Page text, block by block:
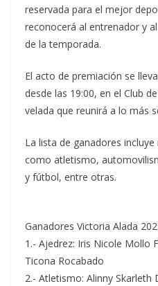
reservada para el mejor
reconocerá al entrenador y
de la temporada.
El acto de premiación se
desde las 19:00, en el Club
velada que reunirá a lo más
La lista de ganadores
como atletismo,
y fútbol, entre otras.
Ganadores Victoria Alada
1.- Ajedrez: Iris Nicole Mollo
Ticona Rocabado
2.- Atletismo: Alinny Skarleth